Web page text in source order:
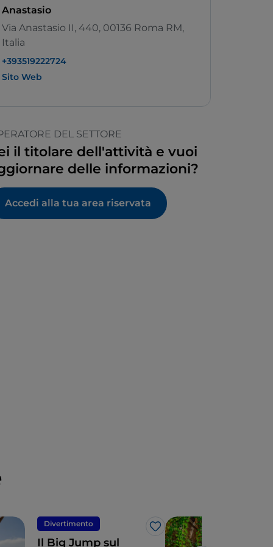
Anastasio
Via Anastasio II, 440, 00136 Roma RM,
Italia
+393519222724
Sito Web
DEL SETTORE
il titolare dell'attività e vuoi
delle informazioni?
Accedi alla tua area riservata
Divertimento
Like
Il Big Jump sul